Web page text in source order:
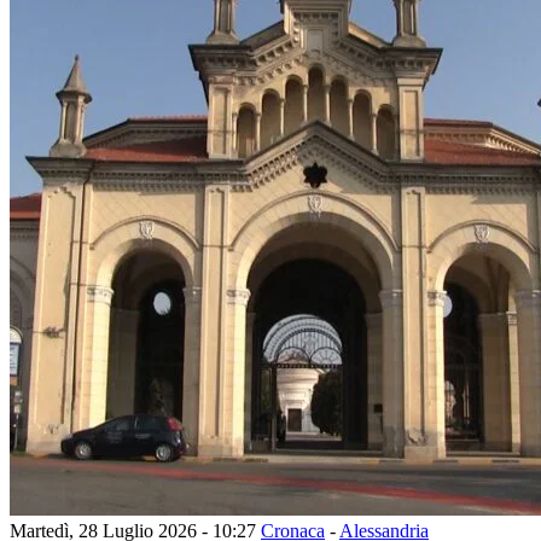
Martedì, 28 Luglio 2026 - 10:27 Cronaca - Alessandria